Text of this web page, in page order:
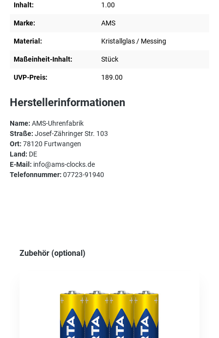
Inhalt: 1.00
Marke: AMS
Material: Kristallglas / Messing
Maßeinheit-Inhalt: Stück
UVP-Preis: 189.00
Herstellerinformationen
Name: AMS-Uhrenfabrik
Straße: Josef-Zähringer Str. 103
Ort: 78120 Furtwangen
Land: DE
E-Mail: info@ams-clocks.de
Telefonnummer: 07723-91940
Produktgalerie überspringen
Zubehör (optional)